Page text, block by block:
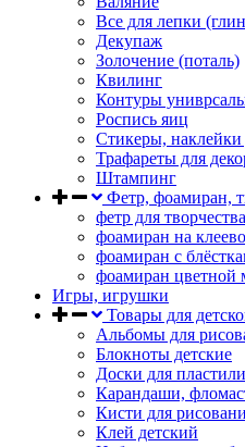
Все для лепки
Декупаж
Золочение (поталь)
Квилинг
Контуры
Роспись яиц
Стикеры, наклейки
Трафареты для
Штампинг
Фетр, фоамиран,
фетр для творчества
фоамиран на
фоамиран с
фоамиран цветной
Игры, игрушки
Товары для
Альбомы для
Блокноты детские
Доски для
Карандаши,
Кисти для
Клей детский